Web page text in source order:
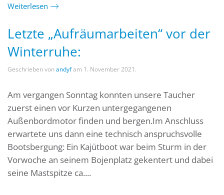
Weiterlesen
Letzte „Aufräumarbeiten“ vor der
Winterruhe:
Geschrieben vonandyfam 1. November 2021 .
Am vergangen Sonntag konnten unsere Taucher
zuerst einen vor Kurzen untergegangenen
Außenbordmotor finden und bergen.Im Anschluss
erwartete uns dann eine technisch anspruchsvolle
Bootsbergung: Ein Kajütboot war beim Sturm in der
Vorwoche an seinem Bojenplatz gekentert und dabei
seine Mastspitze ca....